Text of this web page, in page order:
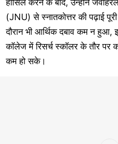
(JNU) से स्नातकोत्तर की पढ़ाई
दौरान भी आर्थिक दबाव कम न हुआ,
कॉलेज में रिसर्च स्कॉलर के तौर पर
कम हो सके।